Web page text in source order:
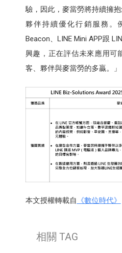
驗，因此，麥當勞將持續擁
夥伴持續優化行銷服務。
Beacon、LINE Mini APP跟
興趣，正在評估未來應用可
客、夥伴與麥當勞的多贏。」
本文授權轉載自 《數位時代》
相關 TAG